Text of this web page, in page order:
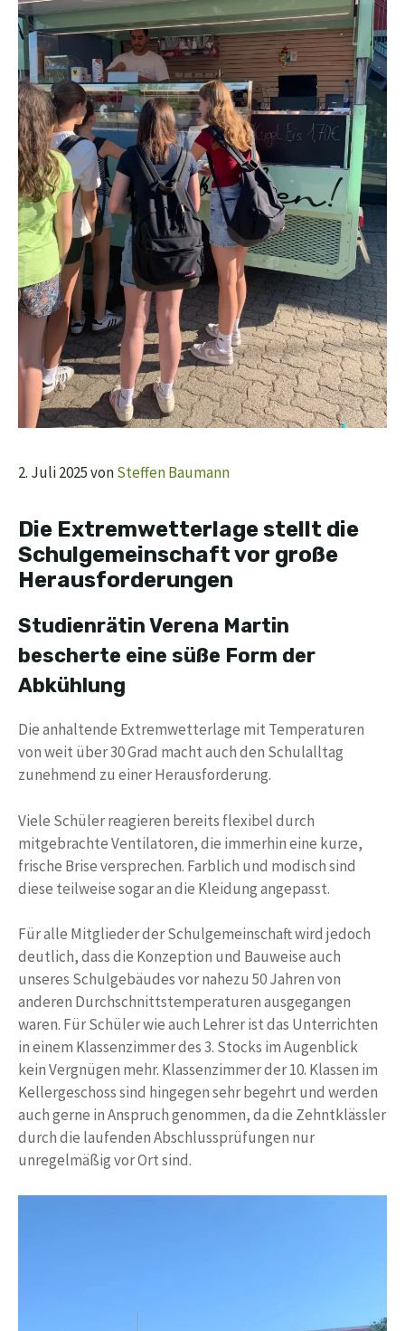
2. Juli 2025vonSteffen Baumann
Die Extremwetterlage stellt die
Schulgemeinschaft vor große
Herausforderungen
Studienrätin Verena Martin
bescherte eine süße Form der
Abkühlung
Die anhaltende Extremwetterlage mit Temperaturen
von weit über 30 Grad macht auch den Schulalltag
zunehmend zu einer Herausforderung.
Viele Schüler reagieren bereits flexibel durch
mitgebrachte Ventilatoren, die immerhin eine kurze,
frische Brise versprechen. Farblich und modisch sind
diese teilweise sogar an die Kleidung angepasst.
Für alle Mitglieder der Schulgemeinschaft wird jedoch
deutlich, dass die Konzeption und Bauweise auch
unseres Schulgebäudes vor nahezu 50 Jahren von
anderen Durchschnittstemperaturen ausgegangen
waren. Für Schüler wie auch Lehrer ist das Unterrichten
in einem Klassenzimmer des 3. Stocks im Augenblick
kein Vergnügen mehr. Klassenzimmer der 10. Klassen im
Kellergeschoss sind hingegen sehr begehrt und werden
auch gerne in Anspruch genommen, da die Zehntklässler
durch die laufenden Abschlussprüfungen nur
unregelmäßig vor Ort sind.